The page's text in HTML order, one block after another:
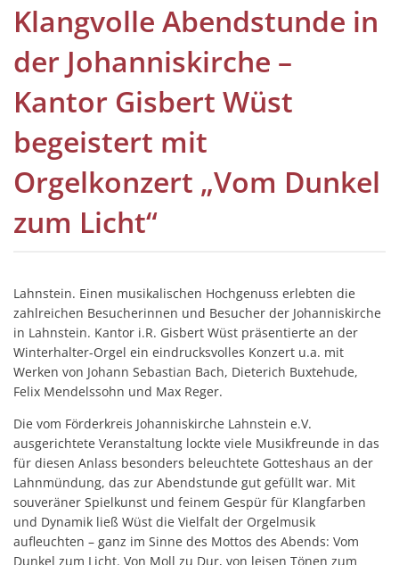
Benefizkonzert 2023
Tag des offenen
Johannisfest 2022
Tag des offenen
Benefizkonzert 2019:
Johannesplakette
Feierstunde
Unterstützung Naspa
Klangvolle Abendstunde in
der Johanniskirche –
Kantor Gisbert Wüst
begeistert mit
Orgelkonzert „Vom Dunkel
zum Licht“
Lahnstein. Einen musikalischen Hochgenuss erlebten die
zahlreichen Besucherinnen und Besucher der Johanniskirche
in Lahnstein. Kantor i.R. Gisbert Wüst präsentierte an der
Winterhalter-Orgel ein eindrucksvolles Konzert u.a. mit
Werken von Johann Sebastian Bach, Dieterich Buxtehude,
Felix Mendelssohn und Max Reger.
Die vom Förderkreis Johanniskirche Lahnstein e.V.
ausgerichtete Veranstaltung lockte viele Musikfreunde in das
für diesen Anlass besonders beleuchtete Gotteshaus an der
Lahnmündung, das zur Abendstunde gut gefüllt war. Mit
souveräner Spielkunst und feinem Gespür für Klangfarben
und Dynamik ließ Wüst die Vielfalt der Orgelmusik
aufleuchten – ganz im Sinne des Mottos des Abends: Vom
Dunkel zum Licht. Von Moll zu Dur, von leisen Tönen zum